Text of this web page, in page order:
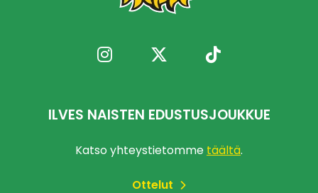
ILVES NAISTEN EDUSTUSJOUKKUE
Katso yhteystietomme täältä.
Ottelut